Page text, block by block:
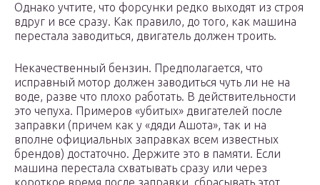
Однако учтите, что форсунки редко выходят из строя
вдруг и все сразу. Как правило, до того, как машина
перестала заводиться, двигатель должен троить.
Некачественный бензин. Предполагается, что
исправный мотор должен заводиться чуть ли не на
воде, разве что плохо работать. В действительности
это чепуха. Примеров «убитых» двигателей после
заправки (причем как у «дяди Ашота», так и на
вполне официальных заправках всем известных
брендов) достаточно. Держите это в памяти. Если
машина перестала схватывать сразу или через
короткое время после заправки, сбрасывать этот